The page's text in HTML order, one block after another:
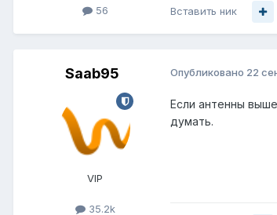
56 Вставить ник
Saab95
VIP
35.2k
Опубликовано 22
Если антенны
думать.